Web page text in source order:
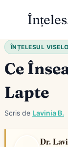
ÎNȚELESUL
Ce
Lapte
Scris de Lavinia B.
Dr.